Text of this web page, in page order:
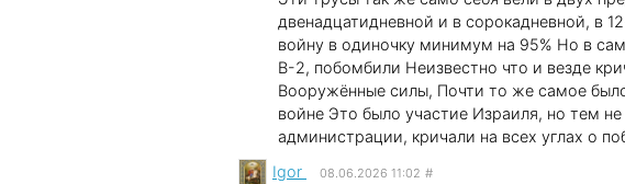
двенадцатидневной и в сорокадневной, в
войну в одиночку минимум на 95% Но в
В-2, побомбили Неизвестно что и везде
Вооружённые силы, Почти то же самое
войне Это было участие Израиля, но тем
администрации, кричали на всех углах о
Igor 08.06.2026 11:02 #